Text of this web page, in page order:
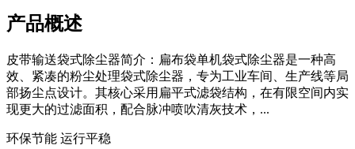
产品概述
皮带输送袋式除尘器简介：扁布袋单机袋式除尘器是一种高
效、紧凑的粉尘处理袋式除尘器，专为工业车间、生产线等局
部扬尘点设计。其核心采用扁平式滤袋结构，在有限空间内实
现更大的过滤面积，配合脉冲喷吹清灰技术，...
环保节能 运行平稳